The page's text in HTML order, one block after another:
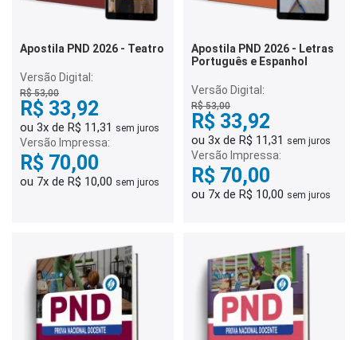
Apostila PND 2026 - Teatro
Versão Digital:
R$ 53,00
R$ 33,92
ou 3x de R$ 11,31 sem juros
Versão Impressa:
R$ 70,00
ou 7x de R$ 10,00 sem juros
Apostila PND 2026 - Letras
Português e Espanhol
Versão Digital:
R$ 53,00
R$ 33,92
ou 3x de R$ 11,31 sem juros
Versão Impressa:
R$ 70,00
ou 7x de R$ 10,00 sem juros